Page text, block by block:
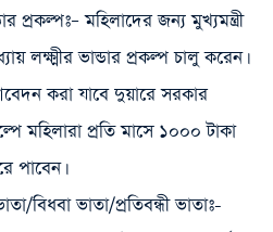
প্রকল্পঃ– মহিলাদের জন্য মুখ্যমন্ত্রী
লক্ষ্মীর ভান্ডার প্রকল্প চালু করেন।
করা যাবে দুয়ারে সরকার
মহিলারা প্রতি মাসে ১০০০ টাকা
পাবেন।
বিধবা ভাতা/প্রতিবন্ধী ভাতাঃ-